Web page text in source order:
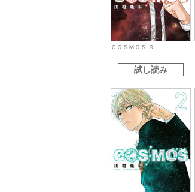
ＣＯＳＭＯＳ ９
試し読み